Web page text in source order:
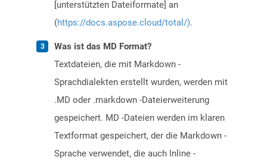
[unterstützten Dateiformate] an
(https://docs.aspose.cloud/total/).
Was ist das MD Format?
Textdateien, die mit Markdown -
Sprachdialekten erstellt wurden, werden mit
.MD oder .markdown -Dateierweiterung
gespeichert. MD -Dateien werden im klaren
Textformat gespeichert, der die Markdown -
Sprache verwendet, die auch Inline -